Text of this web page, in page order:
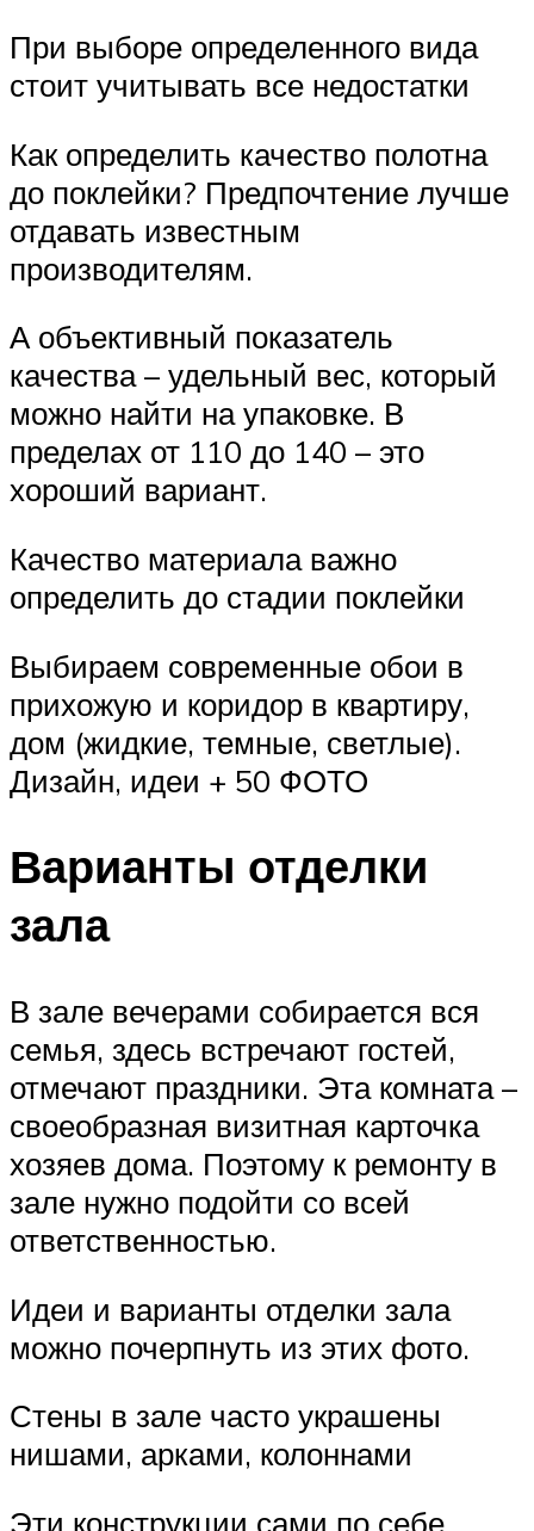
При выборе определенного вида
стоит учитывать все недостатки
Как определить качество полотна
до поклейки? Предпочтение лучше
отдавать известным
производителям.
А объективный показатель
качества – удельный вес, который
можно найти на упаковке. В
пределах от 110 до 140 – это
хороший вариант.
Качество материала важно
определить до стадии поклейки
Выбираем современные обои в
прихожую и коридор в квартиру,
дом (жидкие, темные, светлые).
Дизайн, идеи + 50 ФОТО
Варианты отделки
зала
В зале вечерами собирается вся
семья, здесь встречают гостей,
отмечают праздники. Эта комната –
своеобразная визитная карточка
хозяев дома. Поэтому к ремонту в
зале нужно подойти со всей
ответственностью.
Идеи и варианты отделки зала
можно почерпнуть из этих фото.
Стены в зале часто украшены
нишами, арками, колоннами
Эти конструкции сами по себе